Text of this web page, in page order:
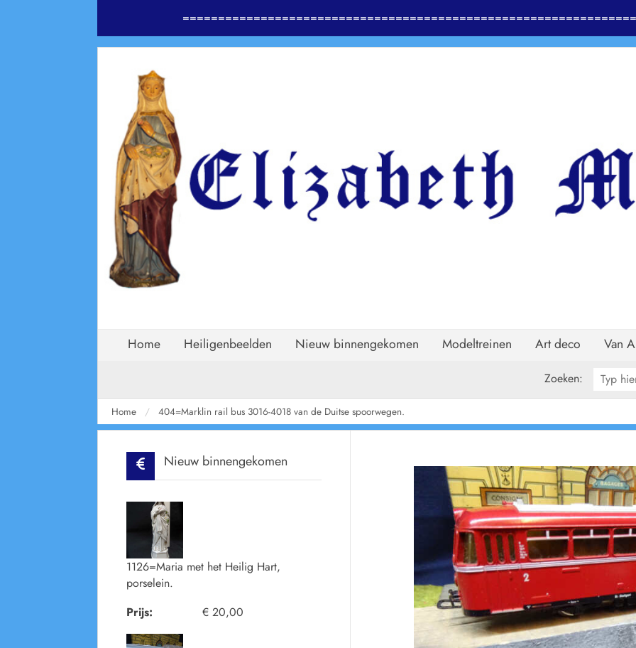
==========================================================
Home Heiligenbeelden Nieuw binnengekomen Modeltreinen Art deco Van
Zoeken:
Home 404=Marklin rail bus 3016-4018 van de Duitse spoorwegen.
Nieuw binnengekomen
1126=Maria met het Heilig Hart,
porselein.
Prijs:
€ 20,00